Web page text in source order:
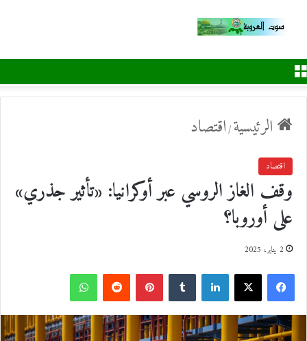
الرئيسية/اقتصاد
اقتصاد
وقف الغاز الروسي عبر أوكرانيا: «تأثير جذري»
على أوروبا؟
2 يناير، 2025
ي
X
ي
T
ي
R
ا